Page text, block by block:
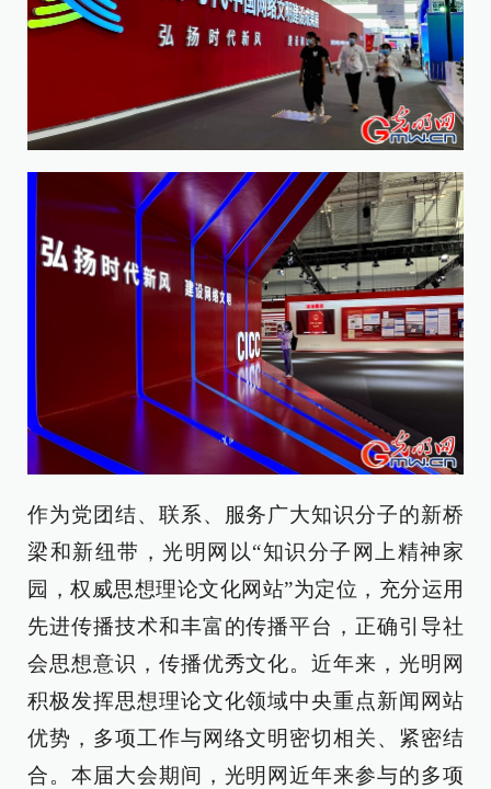
作为党团结、联系、服务广大知识分子的新桥
梁和新纽带，光明网以“知识分子网上精神家
园，权威思想理论文化网站”为定位，充分运用
先进传播技术和丰富的传播平台，正确引导社
会思想意识，传播优秀文化。近年来，光明网
积极发挥思想理论文化领域中央重点新闻网站
优势，多项工作与网络文明密切相关、紧密结
合。本届大会期间，光明网近年来参与的多项